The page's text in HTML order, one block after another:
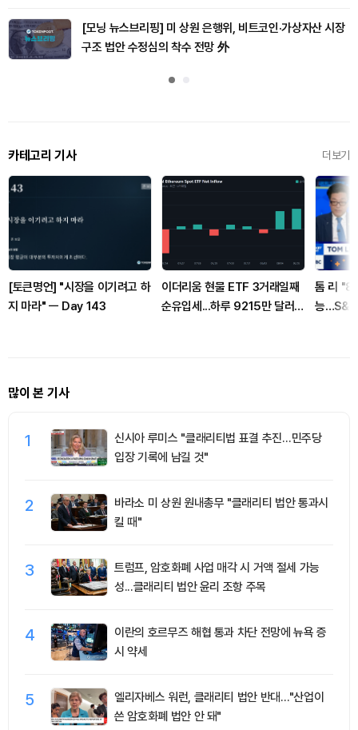
[모닝 뉴스브리핑] 미 상원 은행위, 비트코인·가상자산 시장
구조 법안 수정심의 착수 전망 外
카테고리 기사 더보기
[토큰명언] "시장을 이기려고 하
지 마라" ㅡ Day 143
이더리움 현물 ETF 3거래일째
순유입세...하루 9215만 달러
톰 리 "8
능
많이 본 기사
1
신시아 루미스 "클래리티법 표결 추진…민주당
입장 기록에 남길 것"
2
바라소 미 상원 원내총무 "클래리티 법안 통과시
킬 때"
3
트럼프, 암호화폐 사업 매각 시 거액 절세 가능
성...클래리티 법안 윤리 조항 주목
4
이란의 호르무즈 해협 통과 차단 전망에 뉴욕 증
시 약세
5
엘리자베스 워런, 클래리티 법안 반대…"산업이
쓴 암호화폐 법안 안 돼"